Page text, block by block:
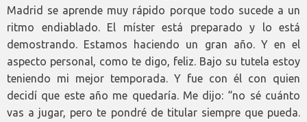
Madrid se aprende muy rápido porque todo sucede a un
ritmo endiablado. El míster está preparado y lo está
demostrando. Estamos haciendo un gran año. Y en el
aspecto personal, como te digo, feliz. Bajo su tutela estoy
teniendo mi mejor temporada. Y fue con él con quien
decidí que este año me quedaría. Me dijo: “no sé cuánto
vas a jugar, pero te pondré de titular siempre que pueda.